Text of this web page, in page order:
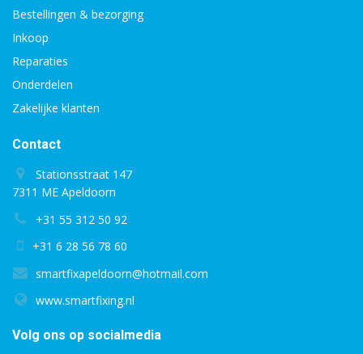
Bestellingen & bezorging
Inkoop
Reparaties
Onderdelen
Zakelijke klanten
Contact
Stationsstraat 147
7311 ME Apeldoorn
+31 55 312 50 92
+31 6 28 56 78 60
smartfixapeldoorn@hotmail.com
www.smartfixing.nl
Volg ons op socialmedia